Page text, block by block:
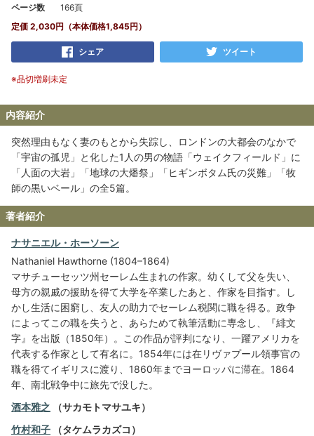
ページ数
166頁
定価 2,030円（本体価格1,845円）
シェア ツイート
※品切増刷未定
内容紹介
突然理由もなく妻のもとから失踪し、ロンドンの大都会のなかで
「宇宙の孤児」と化した1人の男の物語「ウェイクフィールド」に
「人面の大岩」「地球の大燔祭」「ヒギンボタム氏の災難」「牧
師の黒いベール」の全5篇。
著者紹介
ナサニエル・ホーソーン
Nathaniel Hawthorne (1804–1864)
マサチューセッツ州セーレム生まれの作家。幼くして父を失い、
母方の親戚の援助を得て大学を卒業したあと、作家を目指す。し
かし生活に困窮し、友人の助力でセーレム税関に職を得る。政争
によってこの職を失うと、あらためて執筆活動に専念し、『緋文
字』を出版（1850年）。この作品が評判になり、一躍アメリカを
代表する作家として有名に。1854年には在リヴァプール領事官の
職を得てイギリスに渡り、1860年までヨーロッパに滞在。1864
年、南北戦争中に旅先で没した。
酒本雅之 （サカモトマサユキ）
竹村和子 （タケムラカズコ）